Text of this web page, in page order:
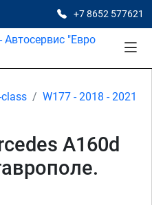
+7 8652 577621
class
W177 - 2018 - 2021
A160d